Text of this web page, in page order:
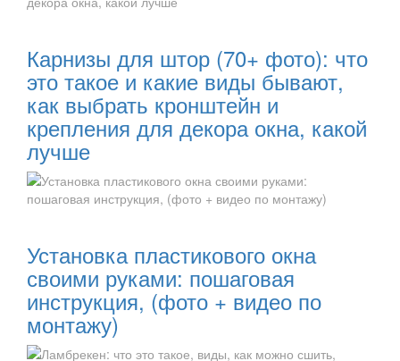
Карнизы для штор (70+ фото): что
это такое и какие виды бывают,
как выбрать кронштейн и
крепления для декора окна, какой
лучше
Установка пластикового окна
своими руками: пошаговая
инструкция, (фото + видео по
монтажу)